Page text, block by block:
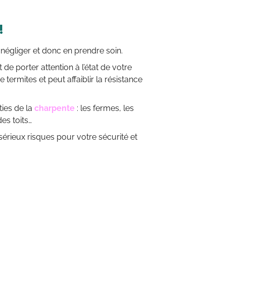
et donc en prendre soin.
de porter attention à l’état de votre
termites et peut affaiblir la résistance
de la charpente : les fermes, les
toits…
risques pour votre sécurité et